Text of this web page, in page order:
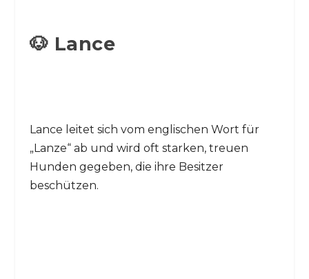
🐶 Lance
Lance leitet sich vom englischen Wort für
„Lanze“ ab und wird oft starken, treuen
Hunden gegeben, die ihre Besitzer
beschützen.